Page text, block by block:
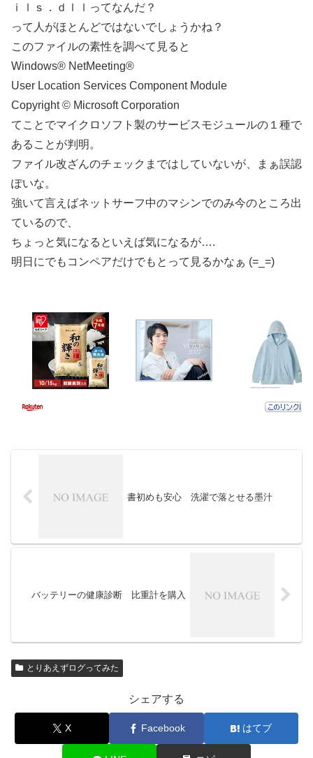
ｉｌｓ．ｄｌｌってなんだ？
って人がほとんどではないでしょうかね？
このファイルの素性を調べて見ると
Windows® NetMeeting®
User Location Services Component Module
Copyright © Microsoft Corporation
てことでマイクロソフト製のサービスモジュールの１種で
あることが判明。
ファイル改ざんのチェックまではしていないが、まぁ誤認
ぽいな。
強いて言えばネットサーフ中のマシンでのみ今のところ出
ているので、
ちょっと気になるといえば気になるが….
明日にでもコンペアだけでもとって見るかなぁ (=_=)
書初めも安心 洗濯で落とせる墨汁
バッテリーの健康診断 比重計を購入
とりあえずログってみた
シェアする
X Facebook はてブ